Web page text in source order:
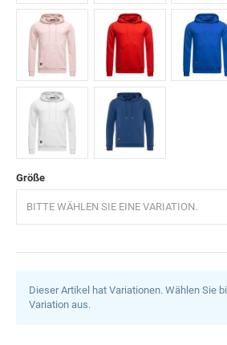
Grün Khaki Navyblau
Weiß
Größe
BITTE WÄHLEN SIE EINE VARIATION.
Dieser Artikel hat Variationen. Wählen Sie
Variation aus.